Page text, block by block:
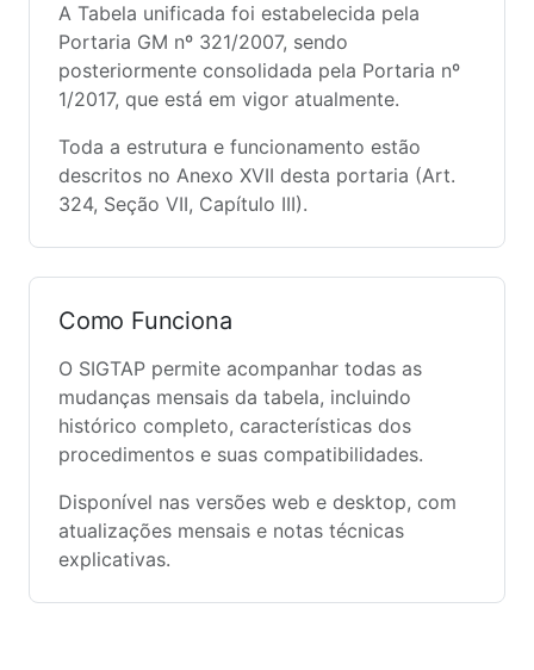
A Tabela unificada foi estabelecida pela
Portaria GM nº 321/2007, sendo
posteriormente consolidada pela Portaria nº
1/2017, que está em vigor atualmente.
Toda a estrutura e funcionamento estão
descritos no Anexo XVII desta portaria (Art.
324, Seção VII, Capítulo III).
Como Funciona
O SIGTAP permite acompanhar todas as
mudanças mensais da tabela, incluindo
histórico completo, características dos
procedimentos e suas compatibilidades.
Disponível nas versões web e desktop, com
atualizações mensais e notas técnicas
explicativas.